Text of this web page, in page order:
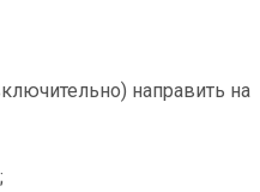
направить на